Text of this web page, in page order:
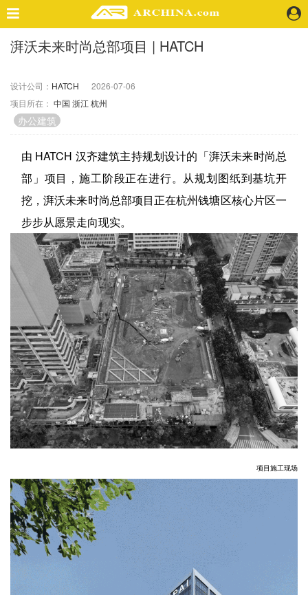
精选案例
景 观
室 内
视 频
头条资讯
业 界
机 构
人 物
地 产
快速搜索
企业招聘
企业会员
关于投稿
广告投放
关于我们
联系我们
湃沃未来时尚总部项目 | HATCH
设计公司： HATCH
2026-07-06
项目所在： 中国 浙江 杭州
办公建筑
由 HATCH 汉齐建筑主持规划设计的「湃沃未来时尚总
部」项目，施工阶段正在进行。从规划图纸到基坑开
挖，湃沃未来时尚总部项目正在杭州钱塘区核心片区一
步步从愿景走向现实。
项目施工现场